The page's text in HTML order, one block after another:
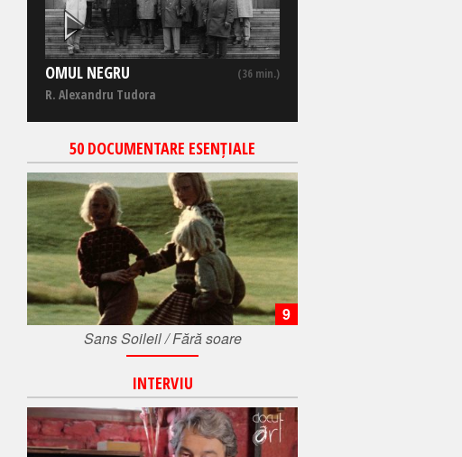
OMUL NEGRU (36 min.)
R. Alexandru Tudora
50 DOCUMENTARE ESENȚIALE
Sans Soileil / Fără soare
9
INTERVIU